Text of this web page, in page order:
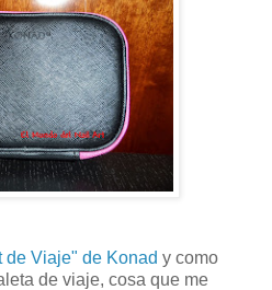
de Viaje" de Konad y como
de viaje, cosa que me